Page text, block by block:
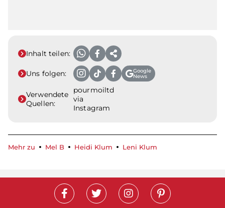
Inhalt teilen:
Uns folgen:
Google
News
Verwendete
Quellen:
pourmoiltd
via
Instagram
Mehr zu Mel B Heidi Klum Leni Klum